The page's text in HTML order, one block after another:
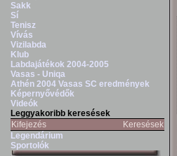
Sakk
Sí
Tenisz
Vívás
Vizilabda
Klub
Labdajátékok 2004-2005
Vasas - Uniqa
Athén 2004 Vasas SC eredmények
Képernyővédők
Videók
Leggyakoribb keresések
Kifejezés
Keresések
Legendárium
Sportolók